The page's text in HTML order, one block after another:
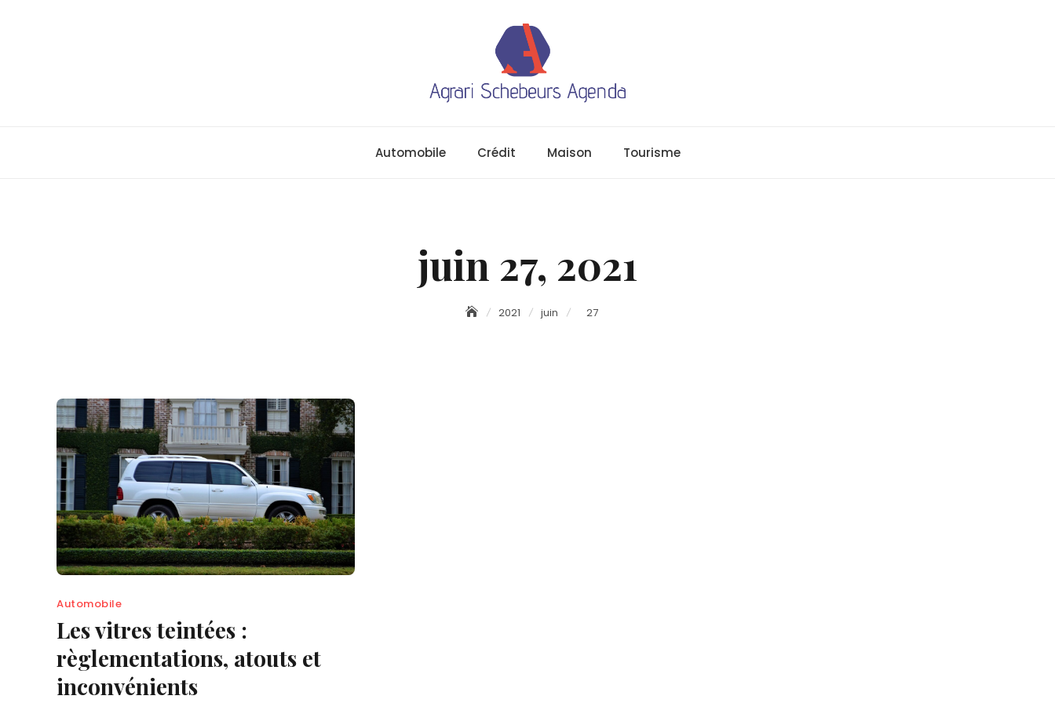
Automobile Crédit Maison Tourisme
juin 27, 2021
2021 juin 27
Automobile
Les vitres teintées :
règlementations, atouts et
inconvénients